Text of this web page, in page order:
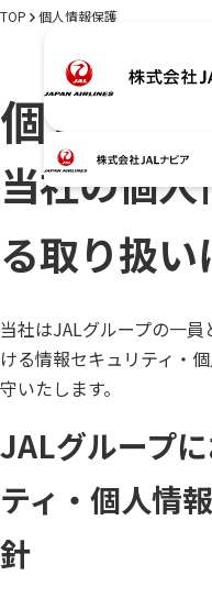
TOP 個人情報保護
個人情報
当社の個
る取り扱い
当社はJALグループの一
ける情報セキュリティ・
守いたします。
JALグループ
ティ・個人情
針